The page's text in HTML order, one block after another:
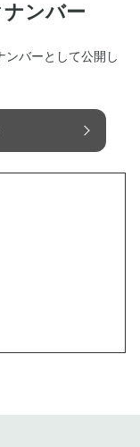
ンバー
ンバーとして公開し